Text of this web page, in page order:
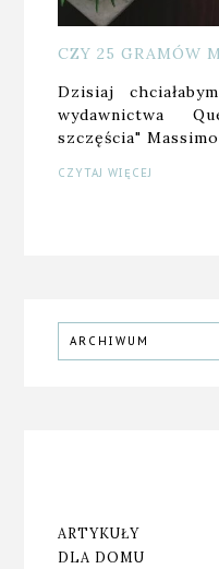
CZY 25 GRAMÓW
Dzisiaj
wydawnictwa
szczęścia"
CZYTAJ WIĘCEJ
ARCHIWUM
ARTYKUŁY
DLA DOMU